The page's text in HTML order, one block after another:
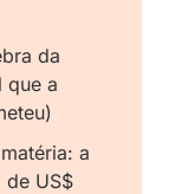
da
que a
a
de US$